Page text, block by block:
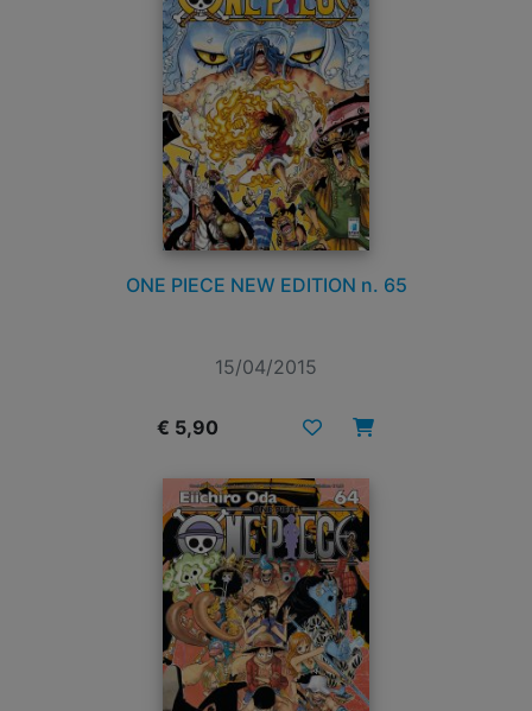
ONE PIECE NEW EDITION n. 65
15/04/2015
€ 5,90